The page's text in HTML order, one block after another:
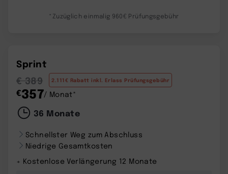
*Zuzüglich einmalig 960€ Prüfungsgebühr
Sprint
€ 389
2.111€ Rabatt inkl. Erlass Prüfungsgebühr
€357/ Monat*
36 Monate
Schnellster Weg zum Abschluss
Niedrige Gesamtkosten
+ Kostenlose Verlängerung 12 Monate